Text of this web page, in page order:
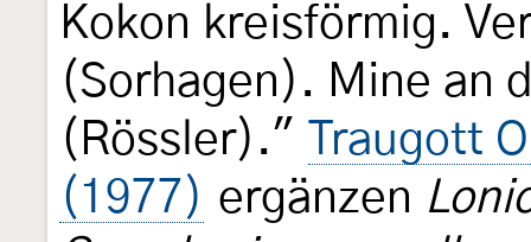
Kokon kreisförmig.
(Sorhagen). Mine an
(Rössler)."
Traugott
(1977) ergänzen